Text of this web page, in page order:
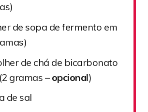
de sopa de fermento em
de chá de bicarbonato
2 gramas – opcional)
de sal